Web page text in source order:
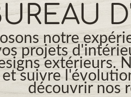
notre
projets
extérieurs.
suivre
découvrir nos